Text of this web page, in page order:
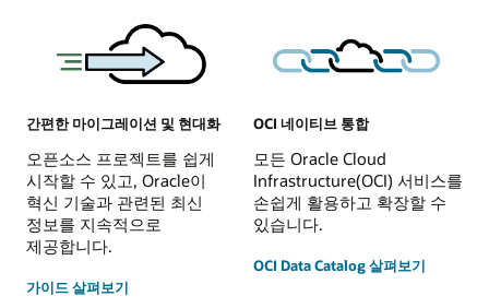
간편한 마이그레이션 및 현대화
오픈소스 프로젝트를 쉽게
시작할 수 있고, Oracle이
혁신 기술과 관련된 최신
정보를 지속적으로
제공합니다.
가이드 살펴보기
OCI 네이티브 통합
모든 Oracle Cloud
Infrastructure(OCI) 서비스를
손쉽게 활용하고 확장할 수
있습니다.
OCI Data Catalog 살펴보기